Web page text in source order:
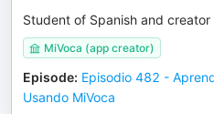
Student of Spanish and creator
MiVoca (app creator)
Episode: Episodio 482 -
Usando MiVoca